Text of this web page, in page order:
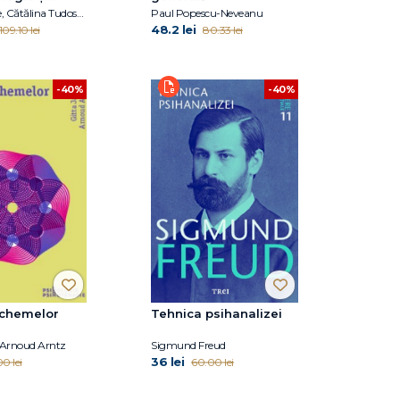
pentru
Florin Tudose, Cătălina Tudose, Letiţia Dobranici
109.10 lei
Paul Popescu-Neveanu
48.2 lei 80.33 lei
-40%
Arntz
lei
-40%
Tehnica psihanalizei
Sigmund Freud
36 lei 60.00 lei